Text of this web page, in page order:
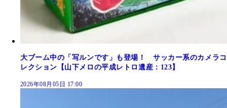
大ブーム中の「写ルンです」も登場！ サッカー系のカメラコ
レクション【山下メロの平成レトロ遺産：123】
2026年08月05日 17:00